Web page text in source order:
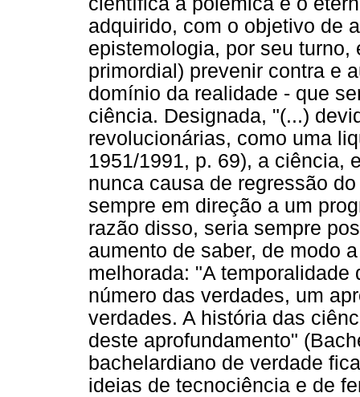
adquirido, com o objetivo de
epistemologia, por seu
primordial) prevenir contra e
domínio da realidade - que
ciência. Designada, "(...)
revolucionárias, como uma
1951/1991, p. 69), a ciência,
nunca causa de regressão
sempre em direção a um
razão disso, seria sempre
aumento de saber, de modo
melhorada: "A
número das verdades, um
verdades. A história das
deste aprofundamento"
bachelardiano de verdade
ideias de tecnociência e de